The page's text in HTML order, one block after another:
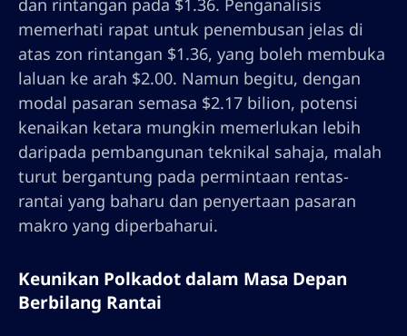
dan rintangan pada $1.36. Penganalisis
memerhati rapat untuk penembusan jelas di
atas zon rintangan $1.36, yang boleh membuka
laluan ke arah $2.00. Namun begitu, dengan
modal pasaran semasa $2.17 bilion, potensi
kenaikan ketara mungkin memerlukan lebih
daripada pembangunan teknikal sahaja, malah
turut bergantung pada permintaan rentas-
rantai yang baharu dan penyertaan pasaran
makro yang diperbaharui.
Keunikan Polkadot dalam Masa Depan
Berbilang Rantai